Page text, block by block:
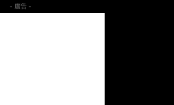
- 廣告 -